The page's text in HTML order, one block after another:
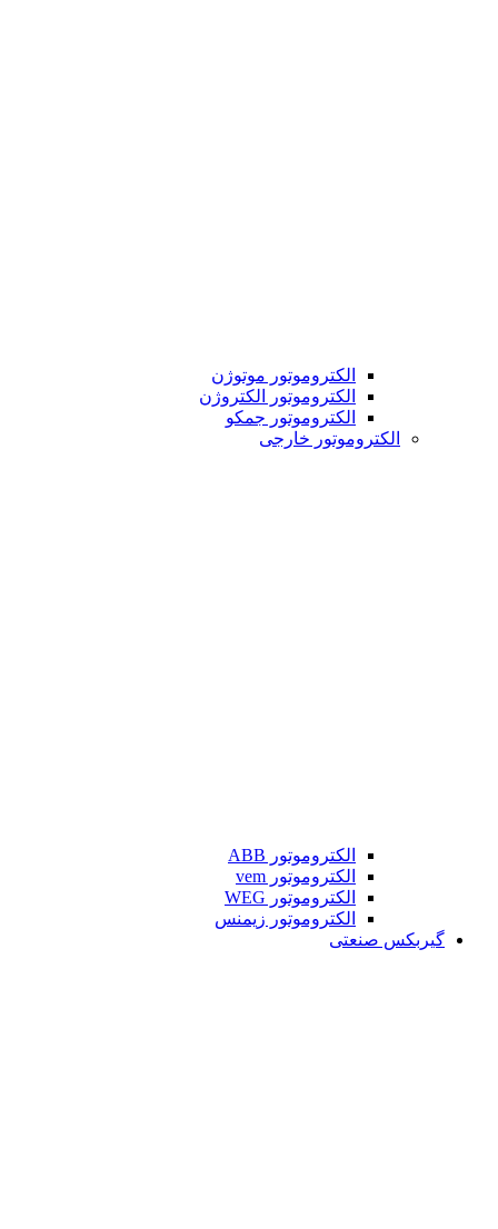
الکتروموتور موتوژن
الکتروموتور الکتروژن
الکتروموتور جمکو
الکتروموتور خارجی
الکتروموتور ABB
الکتروموتور vem
الکتروموتور WEG
الکتروموتور زیمنس
گیربکس صنعتی